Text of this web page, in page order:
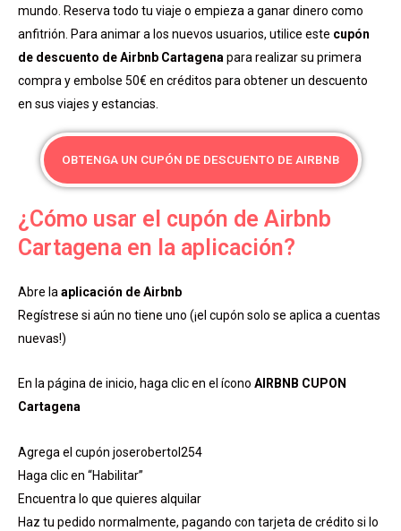
mundo. Reserva todo tu viaje o empieza a ganar dinero como
anfitrión. Para animar a los nuevos usuarios, utilice este cupón
de descuento de Airbnb Cartagena para realizar su primera
compra y embolse 50€ en créditos para obtener un descuento
en sus viajes y estancias.
OBTENGA UN CUPÓN DE DESCUENTO DE AIRBNB
¿Cómo usar el cupón de Airbnb
Cartagena en la aplicación?
Abre la aplicación de Airbnb
Regístrese si aún no tiene uno (¡el cupón solo se aplica a cuentas
nuevas!)
En la página de inicio, haga clic en el ícono AIRBNB CUPON
Cartagena
Agrega el cupón joserobertol254
Haga clic en “Habilitar”
Encuentra lo que quieres alquilar
Haz tu pedido normalmente, pagando con tarjeta de crédito si lo